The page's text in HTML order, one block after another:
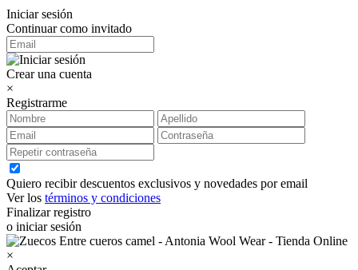
Iniciar sesión
Continuar como invitado
Crear una cuenta
×
Registrarme
Quiero recibir descuentos exclusivos y novedades por email
Ver los términos y condiciones
Finalizar registro
o iniciar sesión
×